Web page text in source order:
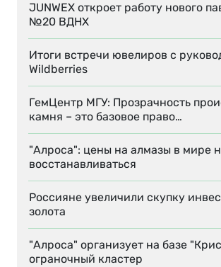
JUNWEX откроет работу нового
№20 ВДНХ
Итоги встречи ювелиров с
Wildberries
ГемЦентр МГУ: Прозрачность
камня – это базовое право…
"Алроса": цены на алмазы в мире
восстанавливаться
Россияне увеличили скупку
золота
"Алроса" организует на базе
ограночный кластер